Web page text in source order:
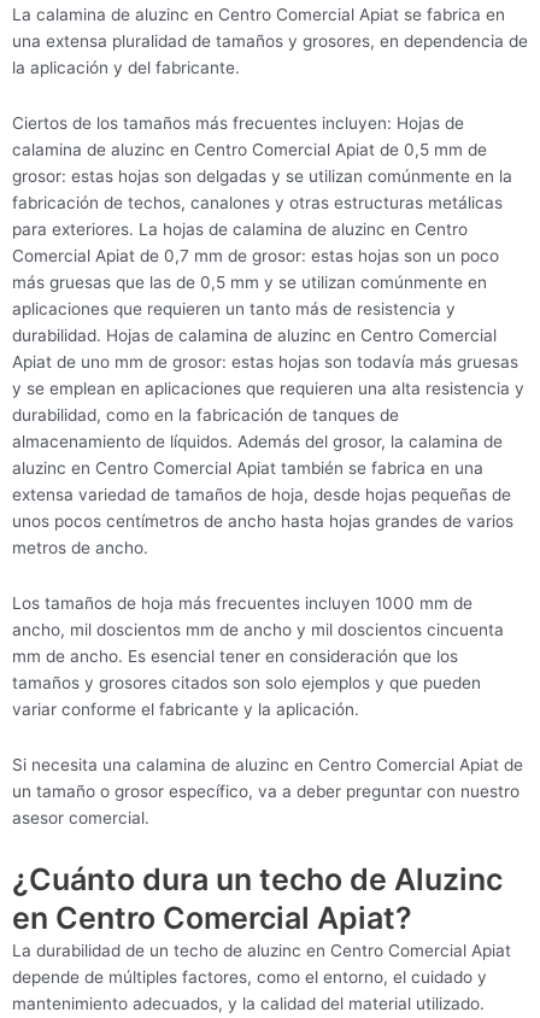
La calamina de aluzinc en Centro Comercial Apiat se fabrica en
una extensa pluralidad de tamaños y grosores, en dependencia de
la aplicación y del fabricante.
Ciertos de los tamaños más frecuentes incluyen: Hojas de
calamina de aluzinc en Centro Comercial Apiat de 0,5 mm de
grosor: estas hojas son delgadas y se utilizan comúnmente en la
fabricación de techos, canalones y otras estructuras metálicas
para exteriores. La hojas de calamina de aluzinc en Centro
Comercial Apiat de 0,7 mm de grosor: estas hojas son un poco
más gruesas que las de 0,5 mm y se utilizan comúnmente en
aplicaciones que requieren un tanto más de resistencia y
durabilidad. Hojas de calamina de aluzinc en Centro Comercial
Apiat de uno mm de grosor: estas hojas son todavía más gruesas
y se emplean en aplicaciones que requieren una alta resistencia y
durabilidad, como en la fabricación de tanques de
almacenamiento de líquidos. Además del grosor, la calamina de
aluzinc en Centro Comercial Apiat también se fabrica en una
extensa variedad de tamaños de hoja, desde hojas pequeñas de
unos pocos centímetros de ancho hasta hojas grandes de varios
metros de ancho.
Los tamaños de hoja más frecuentes incluyen 1000 mm de
ancho, mil doscientos mm de ancho y mil doscientos cincuenta
mm de ancho. Es esencial tener en consideración que los
tamaños y grosores citados son solo ejemplos y que pueden
variar conforme el fabricante y la aplicación.
Si necesita una calamina de aluzinc en Centro Comercial Apiat de
un tamaño o grosor específico, va a deber preguntar con nuestro
asesor comercial.
¿Cuánto dura un techo de Aluzinc
en Centro Comercial Apiat?
La durabilidad de un techo de aluzinc en Centro Comercial Apiat
depende de múltiples factores, como el entorno, el cuidado y
mantenimiento adecuados, y la calidad del material utilizado.